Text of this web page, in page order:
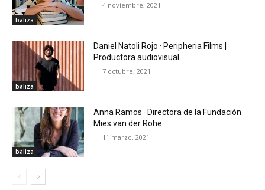
baliza
4 noviembre, 2021
baliza
Daniel Natoli Rojo · Peripheria Films |
Productora audiovisual
7 octubre, 2021
baliza
Anna Ramos · Directora de la Fundación
Mies van der Rohe
11 marzo, 2021